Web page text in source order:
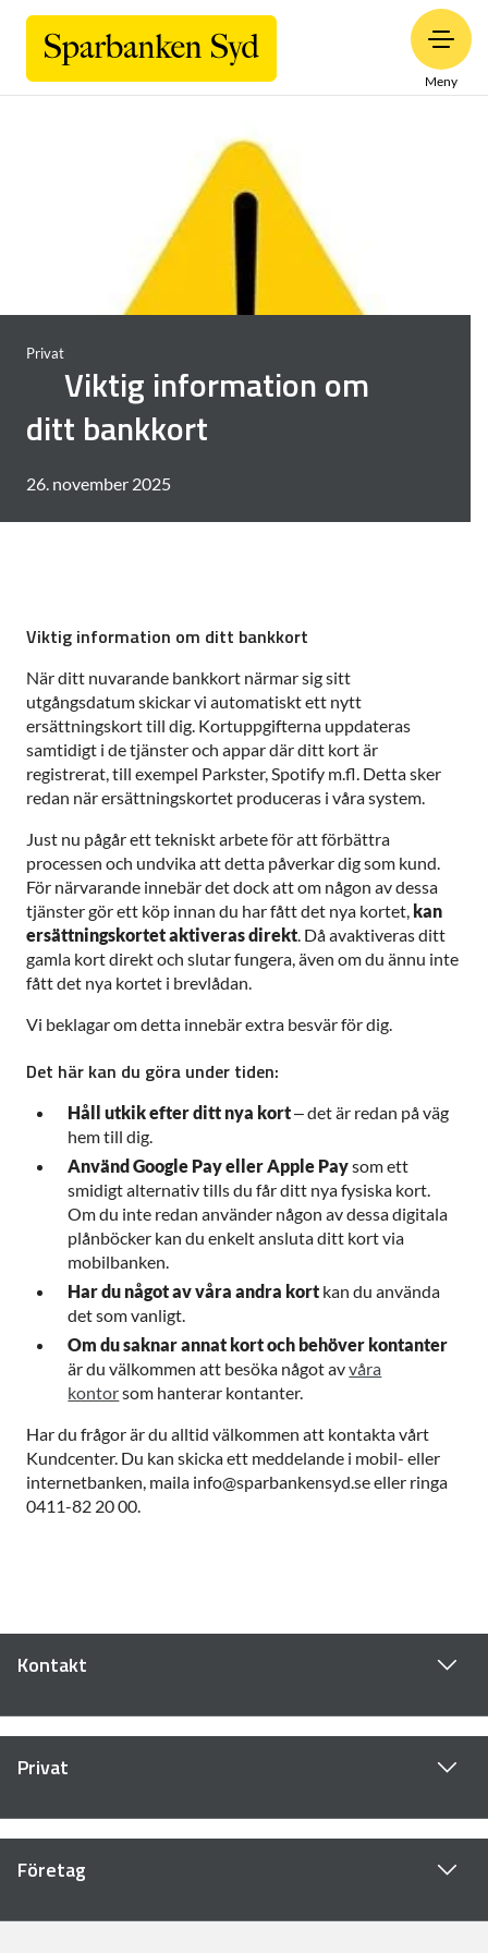
Meny
Privat
Viktig information om
ditt bankkort
26. november 2025
Viktig information om ditt bankkort
När ditt nuvarande bankkort närmar sig sitt
utgångsdatum skickar vi automatiskt ett nytt
ersättningskort till dig. Kortuppgifterna uppdateras
samtidigt i de tjänster och appar där ditt kort är
registrerat, till exempel Parkster, Spotify m.fl. Detta sker
redan när ersättningskortet produceras i våra system.
Just nu pågår ett tekniskt arbete för att förbättra
processen och undvika att detta påverkar dig som kund.
För närvarande innebär det dock att om någon av dessa
tjänster gör ett köp innan du har fått det nya kortet, kan
ersättningskortet aktiveras direkt. Då avaktiveras ditt
gamla kort direkt och slutar fungera, även om du ännu inte
fått det nya kortet i brevlådan.
Vi beklagar om detta innebär extra besvär för dig.
Det här kan du göra under tiden:
Håll utkik efter ditt nya kort– det är redan på väg
hem till dig.
Använd Google Pay eller Apple Paysom ett
smidigt alternativ tills du får ditt nya fysiska kort.
Om du inte redan använder någon av dessa digitala
plånböcker kan du enkelt ansluta ditt kort via
mobilbanken.
Har du något av våra andra kort kan du använda
det som vanligt.
Om du saknar annat kort och behöver kontanter
är du välkommen att besöka något avvåra
kontorsom hanterar kontanter.
Har du frågor är du alltid välkommen att kontakta vårt
Kundcenter. Du kan skicka ett meddelande i mobil- eller
internetbanken, maila info@sparbankensyd.se eller ringa
0411-82 20 00.
Kontakt
Privat
Företag